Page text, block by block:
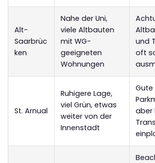
Alt-
Saarbrüc
ken
Nahe der Uni,
viele Altbauten
mit WG-
geeigneten
Wohnungen
und
oft
St. Arnual
Ruhigere Lage,
viel Grün, etwas
weiter von der
Innenstadt
Gute
aber